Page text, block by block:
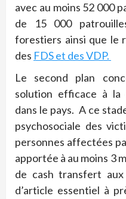
avec au moins 52 000
de 15 000
forestiers ainsi que le
des FDS et des VDP.
Le second plan
solution efficace à la
dans le pays. A ce
psychosociale des
personnes affectées
apportée à au moins 3
de cash transfert aux
d’article essentiel à